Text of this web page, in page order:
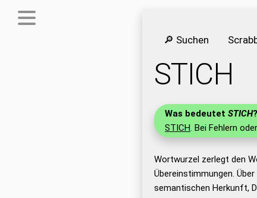
🔎 Suchen
STICH
Was bedeutet STICH?
STICH. Bei Fehlern
Wortwurzel zerlegt den
Übereinstimmungen.
semantischen Herkunft,